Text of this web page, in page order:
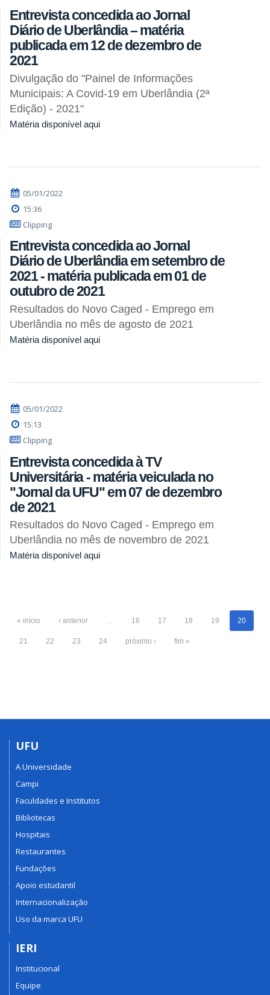
Entrevista concedida ao Jornal
Diário de Uberlândia – matéria
publicada em 12 de dezembro de
2021
Divulgação do "Painel de Informações
Municipais: A Covid-19 em Uberlândia (2ª
Edição) - 2021"
Matéria disponível aqui
05/01/2022
15:36
Clipping
Entrevista concedida ao Jornal
Diário de Uberlândia em setembro de
2021 - matéria publicada em 01 de
outubro de 2021
Resultados do Novo Caged - Emprego em
Uberlândia no mês de agosto de 2021
Matéria disponível aqui
05/01/2022
15:13
Clipping
Entrevista concedida à TV
Universitária - matéria veiculada no
"Jornal da UFU" em 07 de dezembro
de 2021
Resultados do Novo Caged - Emprego em
Uberlândia no mês de novembro de 2021
Matéria disponível aqui
« início ‹ anterior … 16 17 18 19 20
21 22 23 24 próximo › fim »
UFU
A Universidade
Campi
Faculdades e Institutos
Bibliotecas
Hospitais
Restaurantes
Fundações
Apoio estudantil
Internacionalização
Uso da marca UFU
IERI
Institucional
Equipe